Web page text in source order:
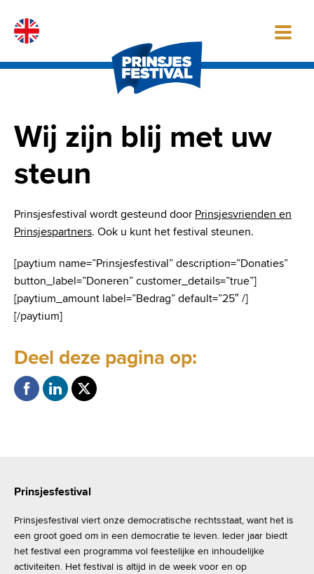
content
Wij zijn blij met uw
steun
Prinsjesfestival wordt gesteund door Prinsjesvrienden en
Prinsjespartners. Ook u kunt het festival steunen.
[paytium name=”Prinsjesfestival” description=”Donaties”
button_label=”Doneren” customer_details=”true”]
[paytium_amount label=”Bedrag” default=”25″ /]
[/paytium]
Deel deze pagina op:
Prinsjesfestival
Prinsjesfestival viert onze democratische rechtsstaat, want het is
een groot goed om in een democratie te leven. Ieder jaar biedt
het festival een programma vol feestelijke en inhoudelijke
activiteiten. Het festival is altijd in de week voor en op